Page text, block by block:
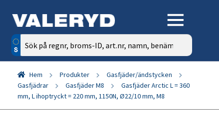
Sök
efter:
Hem Produkter
Gasfjäder/ändstycken
Gasfjädrar
Gasfjäder M8
Gasfjäder Arctic L = 360
mm, L ihoptryckt = 220 mm, 1150N, Ø22/10 mm, M8